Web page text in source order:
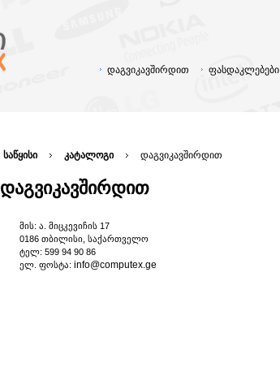
ფასდაკლებები
დაგვიკავშირდით
საწყისი კატალოგი დაგვიკავშირდით
დაგვიკავშირდით
მის: ა. მიცკევიჩის 17
0186 თბილისი, საქართველო
ტელ: 599 94 90 86
ელ. ფოსტა: info@computex.ge